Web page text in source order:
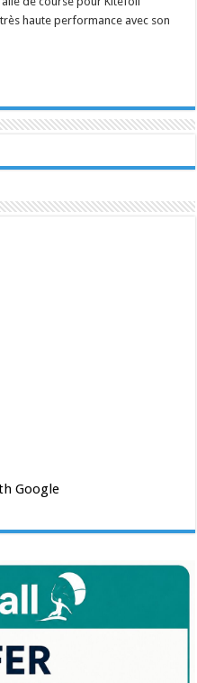
haute performance avec son
Google